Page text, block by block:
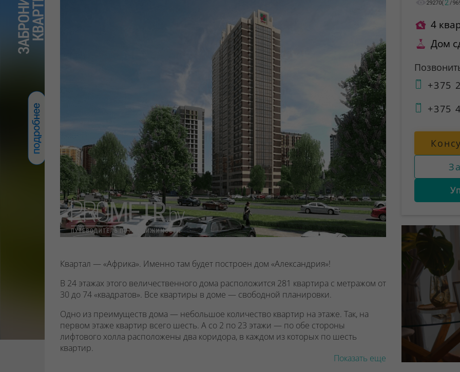
Квартал — «Африка». Именно там будет построен дом «Александрия»!
В 24 этажах этого величественного дома расположится 281 квартира с метражом от
30 до 74 «квадратов». Все квартиры в доме — свободной планировки.
Одно из преимуществ дома — небольшое количество квартир на этаже. Так, на
первом этаже квартир всего шесть. А со 2 по 23 этажи — по обе стороны
лифтового холла расположены два коридора, в каждом из которых по шесть
квартир.
Показать еще
29270( 2 /
4
Дом
+375
+375